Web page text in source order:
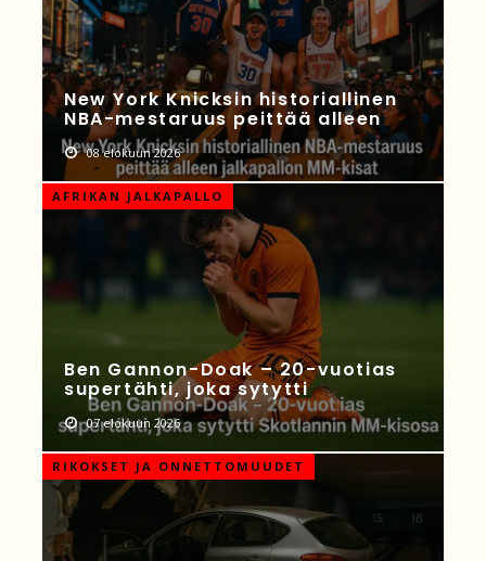
New York Knicksin historiallinen
NBA-mestaruus peittää alleen
08 elokuun 2026
AFRIKAN JALKAPALLO
Ben Gannon-Doak – 20-vuotias
supertähti, joka sytytti
07 elokuun 2026
RIKOKSET JA ONNETTOMUUDET